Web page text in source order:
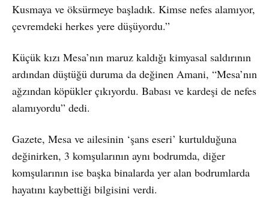
Kusmaya ve öksürmeye başladık. Kimse nefes alamıyor,
çevremdeki herkes yere düşüyordu.”
Küçük kızı Mesa’nın maruz kaldığı kimyasal saldırının
ardından düştüğü duruma da değinen Amani, “Mesa’nın
ağzından köpükler çıkıyordu. Babası ve kardeşi de nefes
alamıyordu” dedi.
Gazete, Mesa ve ailesinin ‘şans eseri’ kurtulduğuna
değinirken, 3 komşularının aynı bodrumda, diğer
komşularının ise başka binalarda yer alan bodrumlarda
hayatını kaybettiği bilgisini verdi.